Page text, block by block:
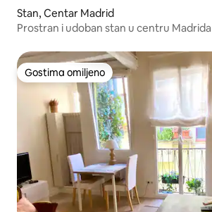
Stan, Centar Madrid
Prostran i udoban stan u centru Madrida
Gostima omiljeno
Gostima omiljeno